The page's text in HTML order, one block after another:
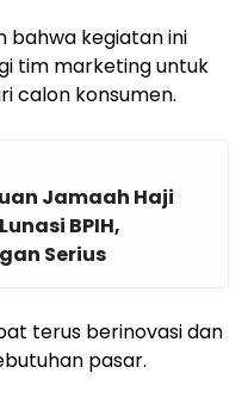
bahwa kegiatan ini
tim marketing untuk
calon konsumen.
Jamaah Haji
BPIH,
Serius
terus berinovasi dan
pasar.